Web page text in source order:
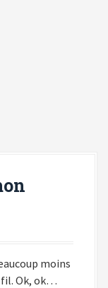
moins
fil. Ok, ok…